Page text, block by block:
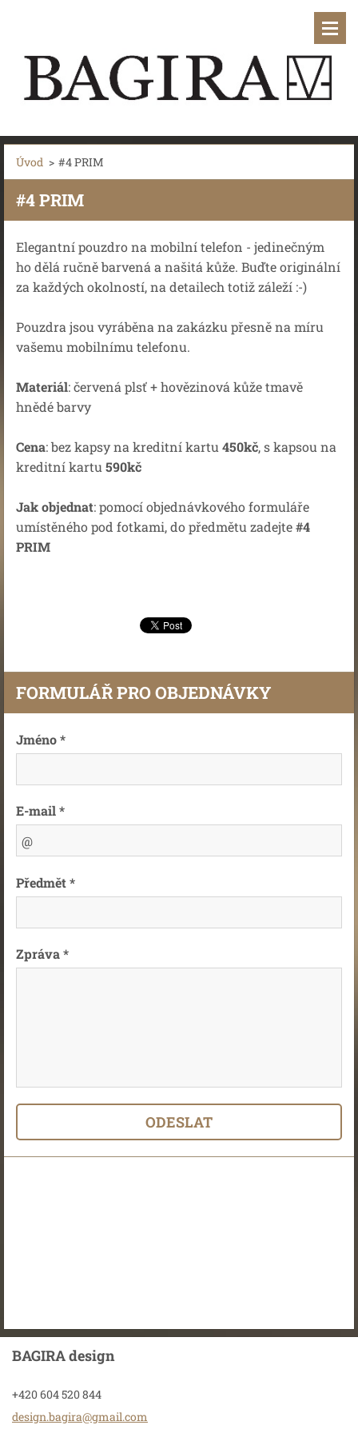
Úvod > #4 PRIM
#4 PRIM
Elegantní pouzdro na mobilní telefon - jedinečným
ho dělá ručně barvená a našitá kůže. Buďte originální
za každých okolností, na detailech totiž záleží :-)
Pouzdra jsou vyráběna na zakázku přesně na míru
vašemu mobilnímu telefonu.
Materiál: červená plsť + hovězinová kůže tmavě
hnědé barvy
Cena: bez kapsy na kreditní kartu 450kč, s kapsou na
kreditní kartu 590kč
Jak objednat: pomocí objednávkového formuláře
umístěného pod fotkami, do předmětu zadejte#4
PRIM
FORMULÁŘ PRO OBJEDNÁVKY
Jméno *
E-mail *
Předmět *
Zpráva *
BAGIRA design
+420 604 520 844
design.bagira@gmail.com